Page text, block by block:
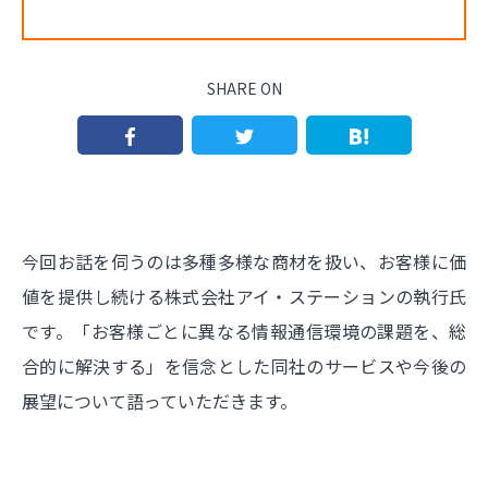
SHARE ON
今回お話を伺うのは多種多様な商材を扱い、お客様に価
値を提供し続ける株式会社アイ・ステーションの執行氏
です。「お客様ごとに異なる情報通信環境の課題を、総
合的に解決する」を信念とした同社のサービスや今後の
展望について語っていただきます。